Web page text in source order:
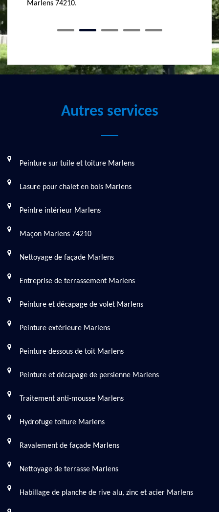
Autres services
Peinture sur tuile et toiture Marlens
Lasure pour chalet en bois Marlens
Peintre intérieur Marlens
Maçon Marlens 74210
Nettoyage de façade Marlens
Entreprise de terrassement Marlens
Peinture et décapage de volet Marlens
Peinture extérieure Marlens
Peinture dessous de toit Marlens
Peinture et décapage de persienne Marlens
Traitement anti-mousse Marlens
Hydrofuge toiture Marlens
Ravalement de façade Marlens
Nettoyage de terrasse Marlens
Habillage de planche de rive alu, zinc et acier Marlens